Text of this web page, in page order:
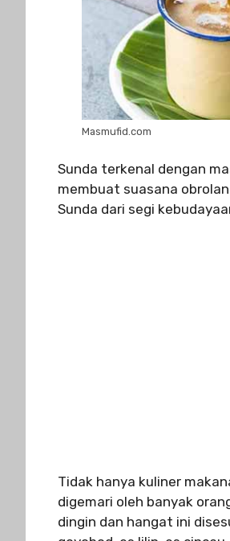
Masmufid.com
Sunda terkenal dengan
membuat suasana
Sunda dari segi
Tidak hanya kuliner
digemari oleh banyak
dingin dan hangat ini